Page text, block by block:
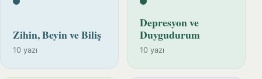
Zihin, Beyin ve Biliş
10 yazı
Depresyon ve
Duygudurum
10 yazı